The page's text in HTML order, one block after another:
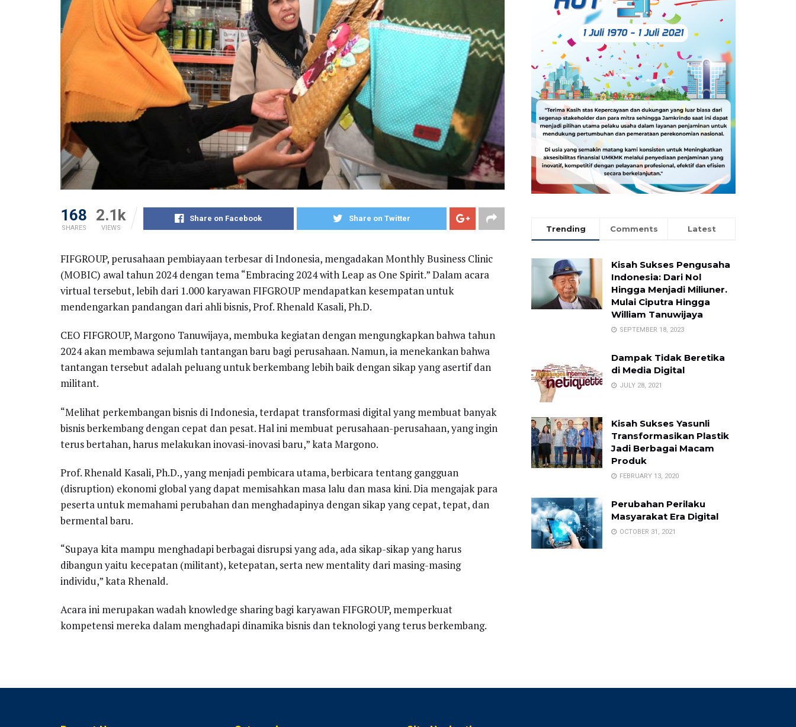
168
SHARES
2.1k
VIEWS
Share on Facebook Share on Twitter
FIFGROUP, perusahaan pembiayaan terbesar di Indonesia, mengadakan Monthly Business Clinic
(MOBIC) awal tahun 2024 dengan tema “Embracing 2024 with Leap as One Spirit.” Dalam acara
virtual tersebut, lebih dari 1.000 karyawan FIFGROUP mendapatkan kesempatan untuk
mendengarkan pandangan dari ahli bisnis, Prof. Rhenald Kasali, Ph.D.
CEO FIFGROUP, Margono Tanuwijaya, membuka kegiatan dengan mengungkapkan bahwa tahun
2024 akan membawa sejumlah tantangan baru bagi perusahaan. Namun, ia menekankan bahwa
tantangan tersebut adalah peluang untuk berkembang lebih baik dengan sikap yang asertif dan
militant.
“Melihat perkembangan bisnis di Indonesia, terdapat transformasi digital yang membuat banyak
bisnis berkembang dengan cepat dan pesat. Hal ini membuat perusahaan-perusahaan, yang ingin
terus bertahan, harus melakukan inovasi-inovasi baru,” kata Margono.
Prof. Rhenald Kasali, Ph.D., yang menjadi pembicara utama, berbicara tentang gangguan
(disruption) ekonomi global yang dapat memisahkan masa lalu dan masa kini. Dia mengajak para
peserta untuk memahami perubahan dan menghadapinya dengan sikap yang cepat, tepat, dan
bermental baru.
“Supaya kita mampu menghadapi berbagai disrupsi yang ada, ada sikap-sikap yang harus
dibangun yaitu kecepatan (militant), ketepatan, serta new mentality dari masing-masing
individu,” kata Rhenald.
Acara ini merupakan wadah knowledge sharing bagi karyawan FIFGROUP, memperkuat
kompetensi mereka dalam menghadapi dinamika bisnis dan teknologi yang terus berkembang.
Trending Comments Latest
Kisah Sukses Pengusaha
Indonesia: Dari Nol
Hingga Menjadi Miliuner.
Mulai Ciputra Hingga
William Tanuwijaya
SEPTEMBER 18, 2023
Dampak Tidak Beretika
di Media Digital
JULY 28, 2021
Kisah Sukses Yasunli
Transformasikan Plastik
Jadi Berbagai Macam
Produk
FEBRUARY 13, 2020
Perubahan Perilaku
Masyarakat Era Digital
OCTOBER 31, 2021